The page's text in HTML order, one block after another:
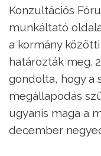
Konzultációs
munkáltató
a kormány
határozták meg.
gondolta, hogy a
megállapodás
ugyanis maga a
december